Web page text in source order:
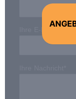
Ihre E-Mail-